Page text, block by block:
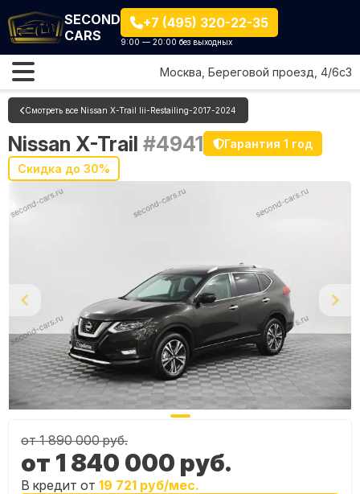
SECOND
CARS
+7 (495) 320-22-35
9:00 — 20:00 без выходных
Москва, Береговой проезд, 4/6с3
Смотреть все Nissan X-Trail Iii-Restailing-2017-2024
Nissan X-Trail #4941
Гарантия 1 год
Скидка до 30%
от 1 890 000 руб.
от 1 840 000 руб.
В кредит от 19 721 руб/мес.